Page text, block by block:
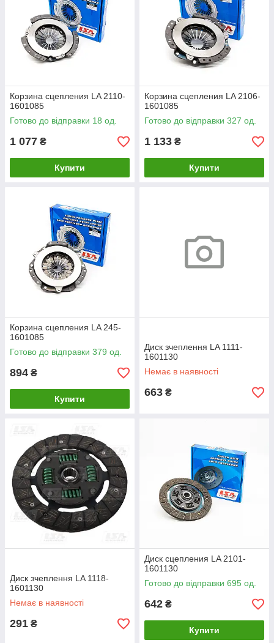
Корзина сцепления LA 2110-
1601085
Готово до відправки 18 од.
1 077 ₴
Купити
Корзина сцепления LA 2106-
1601085
Готово до відправки 327 од.
1 133 ₴
Купити
Корзина сцепления LA 245-
1601085
Готово до відправки 379 од.
894 ₴
Купити
Диск зчеплення LA 1111-
1601130
Немає в наявності
663 ₴
Диск зчеплення LA 1118-
1601130
Немає в наявності
291 ₴
Диск сцепления LA 2101-
1601130
Готово до відправки 695 од.
642 ₴
Купити